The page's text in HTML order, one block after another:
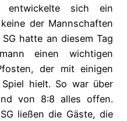
sich ein
der Mannschaften
hatte an diesem Tag
einen wichtigen
der mit einigen
hielt. So war über
von 8:8 alles offen.
ließen die Gäste, die